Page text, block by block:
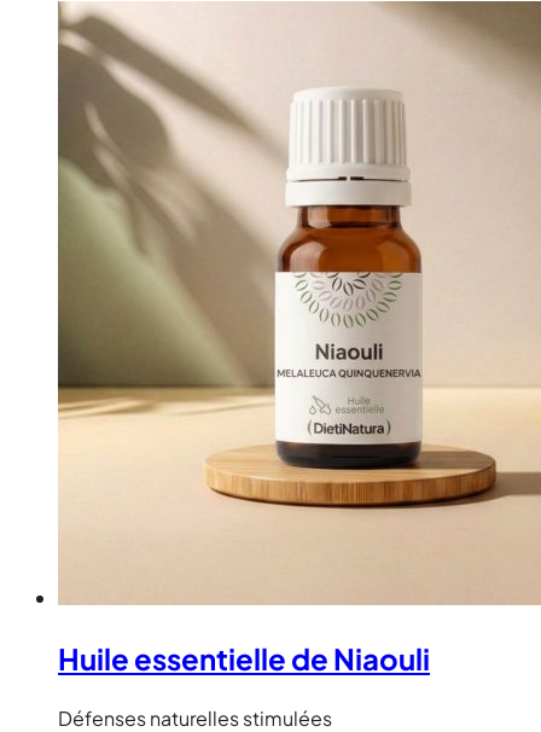
Huile essentielle de Niaouli
Défenses naturelles stimulées